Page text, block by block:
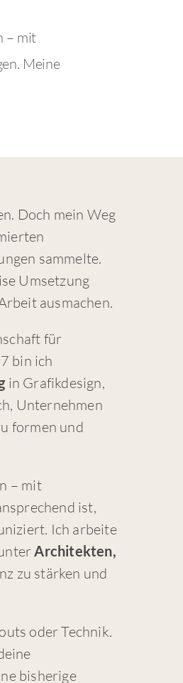
– mit
Meine
Doch mein Weg
sammelte.
Umsetzung
ausmachen.
für
bin ich
in Grafikdesign,
Unternehmen
formen und
– mit
ist,
Ich arbeite
Architekten,
zu stärken und
oder Technik.
bisherige